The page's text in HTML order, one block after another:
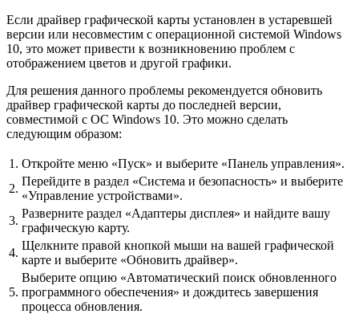
Если драйвер графической карты установлен в устаревшей
версии или несовместим с операционной системой Windows
10, это может привести к возникновению проблем с
отображением цветов и другой графики.
Для решения данного проблемы рекомендуется обновить
драйвер графической карты до последней версии,
совместимой с ОС Windows 10. Это можно сделать
следующим образом:
1. Откройте меню «Пуск» и выберите «Панель управления».
2.
Перейдите в раздел «Система и безопасность» и выберите
«Управление устройствами».
3.
Разверните раздел «Адаптеры дисплея» и найдите вашу
графическую карту.
4.
Щелкните правой кнопкой мыши на вашей графической
карте и выберите «Обновить драйвер».
5.
Выберите опцию «Автоматический поиск обновленного
программного обеспечения» и дождитесь завершения
процесса обновления.